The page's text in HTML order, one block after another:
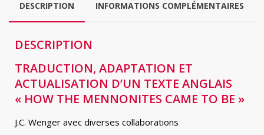
DESCRIPTION INFORMATIONS COMPLÉMENTAIRES
DESCRIPTION
TRADUCTION, ADAPTATION ET
ACTUALISATION D’UN TEXTE ANGLAIS
« HOW THE MENNONITES CAME TO BE »
J.C. Wenger avec diverses collaborations